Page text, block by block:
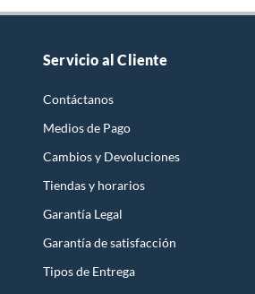
Servicio al Cliente
Contáctanos
Medios de Pago
Cambios y Devoluciones
Tiendas y horarios
Garantía Legal
Garantía de satisfacción
Tipos de Entrega